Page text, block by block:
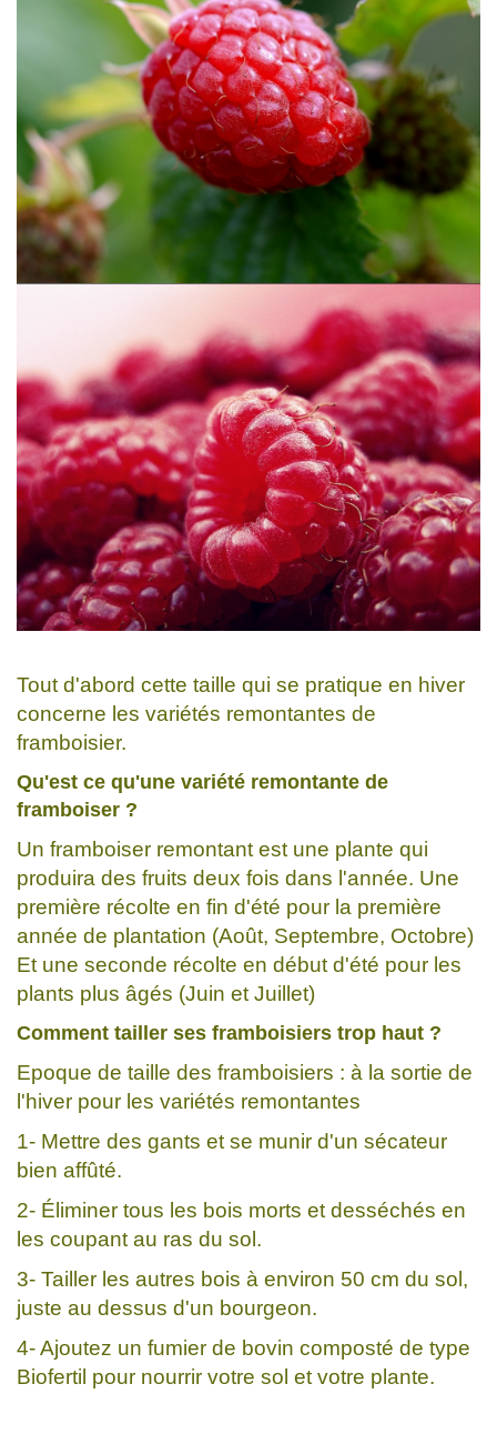
Tout d'abord cette taille qui se pratique en hiver
concerne les variétés remontantes de
framboisier.
Qu'est ce qu'une variété remontante de
framboiser ?
Un framboiser remontant est une plante qui
produira des fruits deux fois dans l'année. Une
première récolte en fin d'été pour la première
année de plantation (Août, Septembre, Octobre)
Et une seconde récolte en début d'été pour les
plants plus âgés (Juin et Juillet)
Comment tailler ses framboisiers trop haut ?
Epoque de taille des framboisiers : à la sortie de
l'hiver pour les variétés remontantes
1- Mettre des gants et se munir d'un sécateur
bien affûté.
2- Éliminer tous les bois morts et desséchés en
les coupant au ras du sol.
3- Tailler les autres bois à environ 50 cm du sol,
juste au dessus d'un bourgeon.
4- Ajoutez un fumier de bovin composté de type
Biofertil pour nourrir votre sol et votre plante.